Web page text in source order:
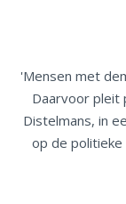
'Mensen met
Daarvoor pleit
Distelmans, in
op de politieke